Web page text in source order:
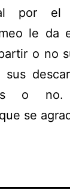
por el
le da
o no
sus
o
se